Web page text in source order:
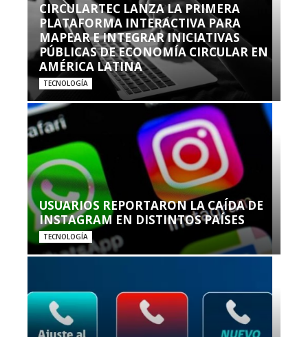
CIRCULARTEC LANZA LA PRIMERA
PLATAFORMA INTERACTIVA PARA
MAPEAR E INTEGRAR INICIATIVAS
PÚBLICAS DE ECONOMÍA CIRCULAR EN
AMÉRICA LATINA
TECNOLOGÍA
USUARIOS REPORTARON LA CAÍDA DE
INSTAGRAM EN DISTINTOS PAÍSES
TECNOLOGÍA